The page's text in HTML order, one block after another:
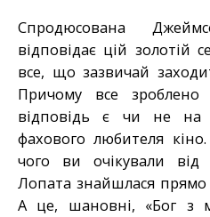
Спродюсована
відповідає цій золотій
все, що зазвичай
Причому все
відповідь є чи не на
фахового любителя
чого ви очікували від
Лопата знайшлася прямо
А це, шановні, «Бог з